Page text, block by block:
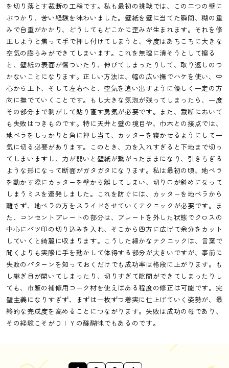
を切り落とす裁断の工程です。私も最初の挑戦では、この二つの壁に
ぶつかり、苦い経験を味わいました。壁紙を壁に当てた瞬間、糊の重
みで自重がかかり、どうしてもどこかに歪みが生まれます。それを修
正しようと焦って手で押し付けてしまうと、今度はあちこちに大きな
空気の膨らみができてしまいます。これを無理に潰そうとして擦る
と、壁紙の表面が傷ついたり、伸びてしまったりして、取り返しのつ
かないことになります。正しい方法は、幅の広い撫でハケを使い、中
心から上下、そして左右へと、空気を追い出すように優しく一定の方
向に撫でていくことです。もし大きな気泡が残ってしまったら、一度
その部分まで剥がして貼り直す勇気が必要です。また、裁断において
も失敗はつきものです。特に天井と壁の境目や、巾木との接点では、
地ベラをしっかりと角に押し当て、カッターを寝かせるようにして一
気に切る必要があります。このとき、力を入れすぎると下地まで切っ
てしまいますし、力が弱いと壁紙が繋がったままになり、引きちぎる
ような形になって断面がガタガタになります。私は最初の頃、地ベラ
を動かす際にカッターを壁から離してしまい、切り口が斜めになって
しまうミスを連発しました。これを防ぐには、カッターを地ベラから
離さず、地ベラの方をスライドさせていくテクニックが必要です。ま
た、コンセントプレートの部分は、プレートを外した状態でクロスの
中心にバツ印の切り込みを入れ、そこから四方に広げて余分をカット
していくと綺麗に収まります。こうした細かなテクニックは、言葉で
聞くよりも実際に手を動かして体得する部分が大きいですが、事前に
失敗のパターンを知っておくだけでも成功率は格段に上がります。も
し継ぎ目が開いてしまったり、切りすぎて隙間ができてしまったりし
ても、市販の補修用コーク材を使えばある程度の修正は可能です。完
璧主義になりすぎず、まずは一枚ずつ着実に仕上げていく姿勢が、最
終的な完成度を高めることにつながります。失敗は成功の母であり、
その経験こそがＤＩＹの醍醐味でもあるのです。